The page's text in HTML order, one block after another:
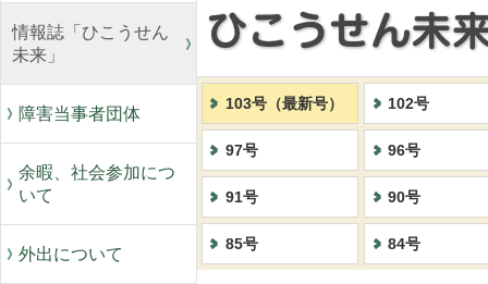
情報誌「ひこうせん
未来」
障害当事者団体
余暇、社会参加につ
いて
外出について
103号（最新号） 102号
97号 96号
91号 90号
85号 84号